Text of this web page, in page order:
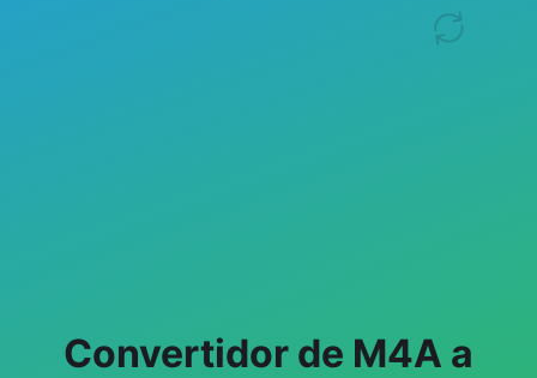
Convertidor de M4A a